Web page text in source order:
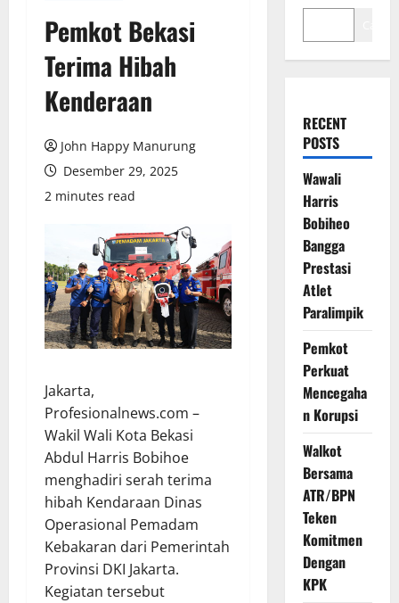
Pemkot Bekasi
Terima Hibah
Kenderaan
John Happy Manurung
Desember 29, 2025
2 minutes read
Jakarta,
Profesionalnews.com –
Wakil Wali Kota Bekasi
Abdul Harris Bobihoe
menghadiri serah terima
hibah Kendaraan Dinas
Operasional Pemadam
Kebakaran dari Pemerintah
Provinsi DKI Jakarta.
Kegiatan tersebut
RECENT
POSTS
Wawali
Harris
Bobiheo
Bangga
Prestasi
Atlet
Paralimpik
Pemkot
Perkuat
Mencegaha
n Korupsi
Walkot
Bersama
ATR/BPN
Teken
Komitmen
Dengan
KPK